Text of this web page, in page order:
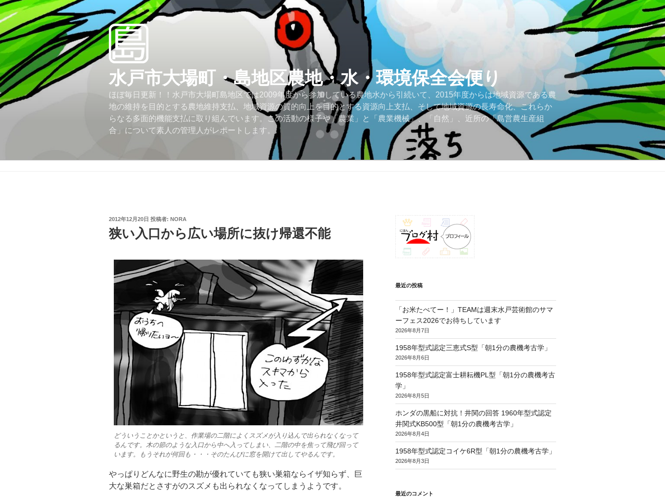
コ
ン
テ
ン
ツ
へ
ス
キ
ッ
水戸市大場町・島地区農地・水・環境保全会便り
ほぼ毎日更新！！水戸市大場町島地区では2009年度から参加している農地水から引続いて、2015年度からは地域資源である農
地の維持を目的とする農地維持支払、地域資源の質的向上を目的とする資源向上支払、そして地域資源の長寿命化、これらか
らなる多面的機能支払に取り組んでいます。この活動の様子や「農業」と「農業機械」、「自然」、近所の「島営農生産組
合」について素人の管理人がレポートします。
投
稿
日:
2012年12月20日 投稿者: NORA
狭い入口から広い場所に抜け帰還不能
どういうことかというと、作業場の二階によくスズメが入り込んで出られなくなって
るんです。木の節のような入口から中へ入ってしまい、二階の中を焦って飛び回って
います。もうそれが何回も・・・そのたんびに窓を開けて出してやるんです。
やっぱりどんなに野生の勘が優れていても狭い巣箱ならイザ知らず、巨
大な巣箱だとさすがのスズメも出られなくなってしまうようです。
最近の投稿
「お米たべてー！」TEAMは週末水戸芸術館のサマ
ーフェス2026でお待ちしています
2026年8月7日
1958年型式認定三恵式S型「朝1分の農機考古学」
2026年8月6日
1958年型式認定富士耕耘機PL型「朝1分の農機考古
学」
2026年8月5日
ホンダの黒船に対抗！井関の回答 1960年型式認定
井関式KB500型「朝1分の農機考古学」
2026年8月4日
1958年型式認定コイケ6R型「朝1分の農機考古学」
2026年8月3日
最近のコメント